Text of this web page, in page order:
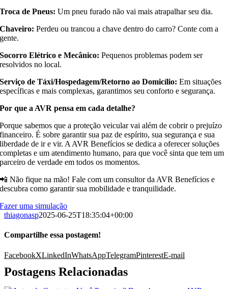
Troca de Pneus: Um pneu furado não vai mais atrapalhar seu dia.
Chaveiro: Perdeu ou trancou a chave dentro do carro? Conte com a
gente.
Socorro Elétrico e Mecânico: Pequenos problemas podem ser
resolvidos no local.
Serviço de Táxi/Hospedagem/Retorno ao Domicílio: Em situações
específicas e mais complexas, garantimos seu conforto e segurança.
Por que a AVR pensa em cada detalhe?
Porque sabemos que a proteção veicular vai além de cobrir o prejuízo
financeiro. É sobre garantir sua paz de espírito, sua segurança e sua
liberdade de ir e vir. A AVR Benefícios se dedica a oferecer soluções
completas e um atendimento humano, para que você sinta que tem um
parceiro de verdade em todos os momentos.
📲 Não fique na mão! Fale com um consultor da AVR Benefícios e
descubra como garantir sua mobilidade e tranquilidade.
Fazer uma simulação
thiagonasp2025-06-25T18:35:04+00:00
Compartilhe essa postagem!
FacebookXLinkedInWhatsAppTelegramPinterestE-mail
Postagens Relacionadas